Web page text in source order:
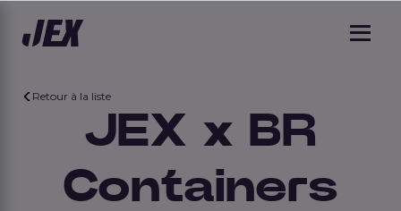
Retour à la liste
JEX x BR
Containers